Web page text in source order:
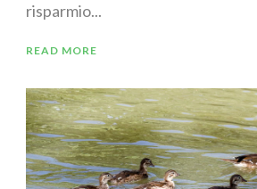
risparmio...
READ MORE